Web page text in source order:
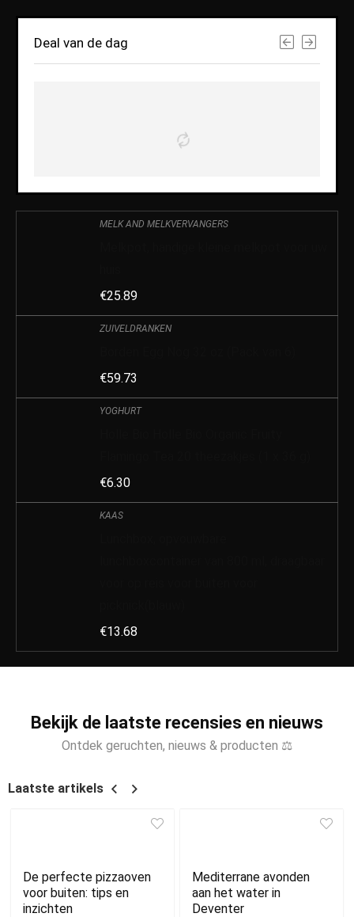
Deal van de dag
MELK AND MELKVERVANGERS
€25.89
ZUIVELDRANKEN
€59.73
YOGHURT
€6.30
KAAS
€13.68
Bekijk de laatste recensies en nieuws
Ontdek geruchten, nieuws & producten ⚖
Laatste artikels
De perfecte pizzaoven
voor buiten: tips en
inzichten
Mediterrane avonden
aan het water in
Deventer